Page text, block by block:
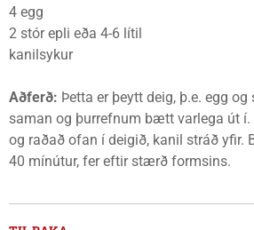
4 egg
2 stór epli eða 4-6 lítil
kanilsykur
Aðferð: Þetta er þeytt deig, þ.e. egg og
saman og þurrefnum bætt varlega út í.
og raðað ofan í deigið, kanil stráð yfir.
40 mínútur, fer eftir stærð formsins.